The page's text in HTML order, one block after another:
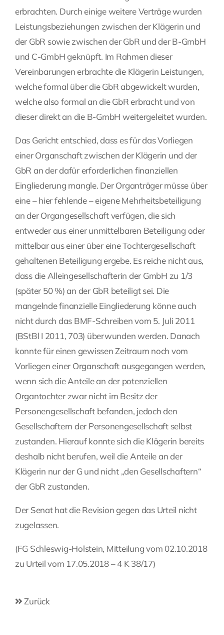
erbrachten. Durch einige weitere Verträge wurden
Leistungsbeziehungen zwischen der Klägerin und
der GbR sowie zwischen der GbR und der B-GmbH
und C-GmbH geknüpft. Im Rahmen dieser
Vereinbarungen erbrachte die Klägerin Leistungen,
welche formal über die GbR abgewickelt wurden,
welche also formal an die GbR erbracht und von
dieser direkt an die B-GmbH weitergeleitet wurden.
Das Gericht entschied, dass es für das Vorliegen
einer Organschaft zwischen der Klägerin und der
GbR an der dafür erforderlichen finanziellen
Eingliederung mangle. Der Organträger müsse über
eine – hier fehlende – eigene Mehrheitsbeteiligung
an der Organgesellschaft verfügen, die sich
entweder aus einer unmittelbaren Beteiligung oder
mittelbar aus einer über eine Tochtergesellschaft
gehaltenen Beteiligung ergebe. Es reiche nicht aus,
dass die Alleingesellschafterin der GmbH zu 1/3
(später 50 %) an der GbR beteiligt sei. Die
mangelnde finanzielle Eingliederung könne auch
nicht durch das BMF-Schreiben vom 5. Juli 2011
(BStBl I 2011, 703) überwunden werden. Danach
konnte für einen gewissen Zeitraum noch vom
Vorliegen einer Organschaft ausgegangen werden,
wenn sich die Anteile an der potenziellen
Organtochter zwar nicht im Besitz der
Personengesellschaft befanden, jedoch den
Gesellschaftern der Personengesellschaft selbst
zustanden. Hierauf konnte sich die Klägerin bereits
deshalb nicht berufen, weil die Anteile an der
Klägerin nur der G und nicht „den Gesellschaftern“
der GbR zustanden.
Der Senat hat die Revision gegen das Urteil nicht
zugelassen.
(FG Schleswig-Holstein, Mitteilung vom 02.10.2018
zu Urteil vom 17.05.2018 – 4 K 38/17)
Zurück